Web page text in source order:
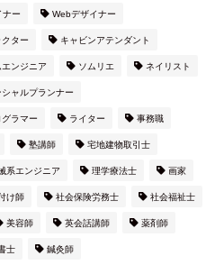
ナー Webデザイナー
ター キャビンアテンダント
ンジニア ソムリエ ネイリスト
ャルプランナー
グラマー ライター 事務職
塾講師 宅地建物取引士
系エンジニア 理学療法士 画家
け師 社会保険労務士 社会福祉士
美容師 英会話講師 薬剤師
士 鍼灸師